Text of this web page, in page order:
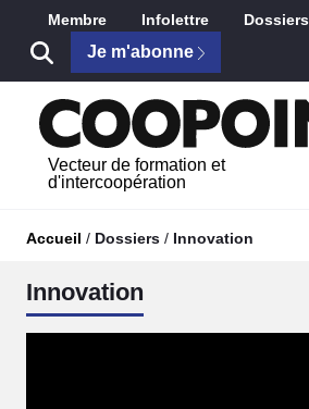
Saut au contenu principal
Membre Infolettre Dossiers
Je m'abonne
Vecteur de formation et
d'intercoopération
Accueil / Dossiers / Innovation
Innovation